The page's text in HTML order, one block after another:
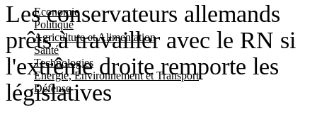
Economie
Politique
Agriculture et Alimentation
Santé
Technologies
Energie, Environnement et Transport
Défense
Les conservateurs allemands
prêts à travailler avec le RN si
l'extrême droite remporte les
législatives